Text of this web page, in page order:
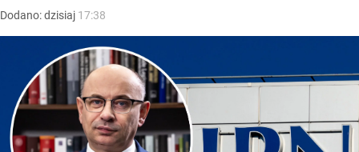
Dodano:dzisiaj 17:38